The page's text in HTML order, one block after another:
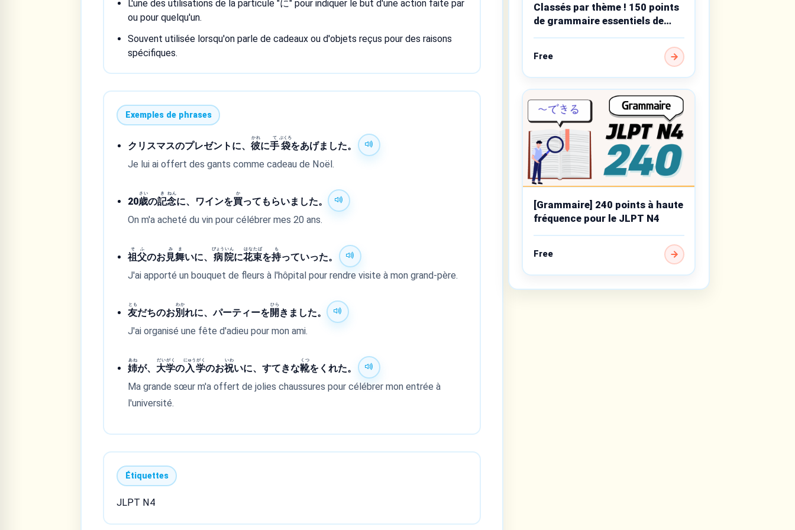
L'une des utilisations de la particule "に" pour indiquer le but d'une action faite par
ou pour quelqu'un.
Souvent utilisée lorsqu'on parle de cadeaux ou d'objets reçus pour des raisons
spécifiques.
Exemples de phrases
クリスマスのプレゼントに、彼
かれ
に手
て
袋
ぶくろ
をあげました。
Je lui ai offert des gants comme cadeau de Noël.
20歳
さい
の記
き
念
ねん
に、ワインを買
か
ってもらいました。
On m'a acheté du vin pour célébrer mes 20 ans.
祖
そ
父
ふ
のお見
み
舞
ま
いに、 病
びょう
院
いん
に花
はな
束
たば
を持
も
っていった。
J'ai apporté un bouquet de fleurs à l'hôpital pour rendre visite à mon grand-père.
友
とも
だちのお別
わか
れに、パーティーを開
ひら
きました。
J'ai organisé une fête d'adieu pour mon ami.
姉
あね
が、 大
だい
学
がく
の入
にゅう
学
がく
のお祝
いわ
いに、すてきな靴
くつ
をくれた。
Ma grande sœur m'a offert de jolies chaussures pour célébrer mon entrée à
l'université.
Étiquettes
JLPT N4
Classés par thème ! 150 points
de grammaire essentiels de
niveau débutant
Free
[Grammaire] 240 points à haute
fréquence pour le JLPT N4
Free